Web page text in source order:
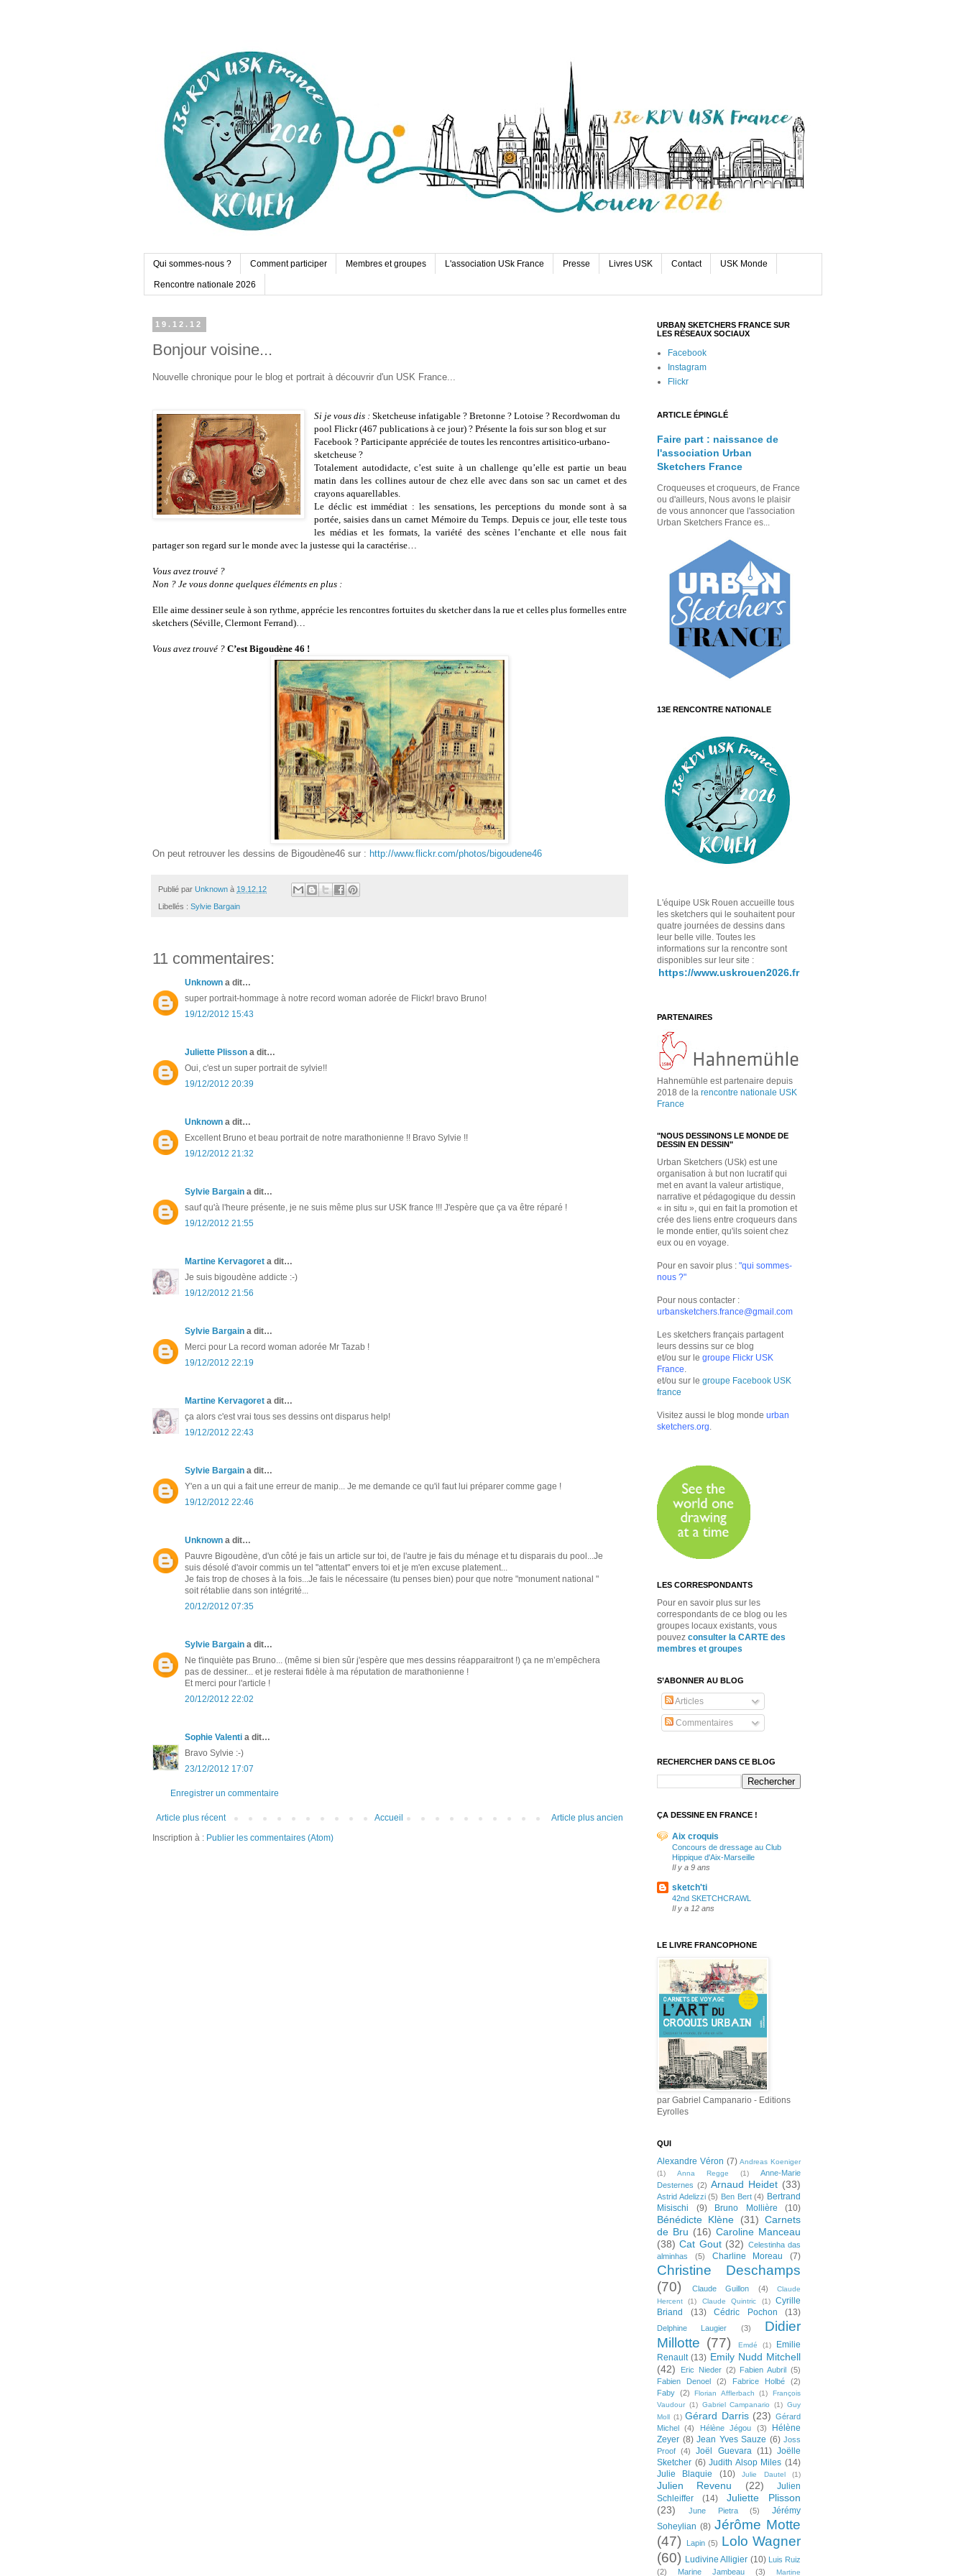
Qui sommes-nous ? Comment participer Membres et groupes L'association USk France Presse Livres USK Contact USK Monde
Rencontre nationale 2026
19.12.12
Bonjour voisine...
Nouvelle chronique pour le blog et portrait à découvrir d'un USK France...
Si je vous dis : Sketcheuse infatigable ? Bretonne ? Lotoise ? Recordwoman du
pool Flickr (467 publications à ce jour) ? Présente la fois sur son blog et sur
Facebook ? Participante appréciée de toutes les rencontres artisitico-urbano-
sketcheuse ?
Totalement autodidacte, c’est suite à un challenge qu’elle est partie un beau
matin dans les collines autour de chez elle avec dans son sac un carnet et des
crayons aquarellables.
Le déclic est immédiat : les sensations, les perceptions du monde sont à sa
portée, saisies dans un carnet Mémoire du Temps. Depuis ce jour, elle teste tous
les médias et les formats, la variété des scènes l’enchante et elle nous fait
partager son regard sur le monde avec la justesse qui la caractérise…
Vous avez trouvé ?
Non ? Je vous donne quelques éléments en plus :
Elle aime dessiner seule à son rythme, apprécie les rencontres fortuites du sketcher dans la rue et celles plus formelles entre
sketchers (Séville, Clermont Ferrand)…
Vous avez trouvé ? C’est Bigoudène 46 !
On peut retrouver les dessins de Bigoudène46 sur : http://www.flickr.com/photos/bigoudene46
Publié par Unknown à 19.12.12
Libellés : Sylvie Bargain
11 commentaires:
Unknown a dit…
super portrait-hommage à notre record woman adorée de Flickr! bravo Bruno!
19/12/2012 15:43
Juliette Plisson a dit…
Oui, c'est un super portrait de sylvie!!
19/12/2012 20:39
Unknown a dit…
Excellent Bruno et beau portrait de notre marathonienne !! Bravo Sylvie !!
19/12/2012 21:32
Sylvie Bargain a dit…
sauf qu'à l'heure présente, je ne suis même plus sur USK france !!! J'espère que ça va être réparé !
19/12/2012 21:55
Martine Kervagoret a dit…
Je suis bigoudène addicte :-)
19/12/2012 21:56
Sylvie Bargain a dit…
Merci pour La record woman adorée Mr Tazab !
19/12/2012 22:19
Martine Kervagoret a dit…
ça alors c'est vrai tous ses dessins ont disparus help!
19/12/2012 22:43
Sylvie Bargain a dit…
Y'en a un qui a fait une erreur de manip... Je me demande ce qu'il faut lui préparer comme gage !
19/12/2012 22:46
Unknown a dit…
Pauvre Bigoudène, d'un côté je fais un article sur toi, de l'autre je fais du ménage et tu disparais du pool...Je
suis désolé d'avoir commis un tel "attentat" envers toi et je m'en excuse platement...
Je fais trop de choses à la fois...Je fais le nécessaire (tu penses bien) pour que notre "monument national "
soit rétablie dans son intégrité...
20/12/2012 07:35
Sylvie Bargain a dit…
Ne t'inquiète pas Bruno... (même si bien sûr j'espère que mes dessins réapparaitront !) ça ne m’empêchera
pas de dessiner... et je resterai fidèle à ma réputation de marathonienne !
Et merci pour l'article !
20/12/2012 22:02
Sophie Valenti a dit…
Bravo Sylvie :-)
23/12/2012 17:07
Enregistrer un commentaire
Article plus récent Article plus ancien
Accueil
Inscription à : Publier les commentaires (Atom)
URBAN SKETCHERS FRANCE SUR
LES RÉSEAUX SOCIAUX
Facebook
Instagram
Flickr
ARTICLE ÉPINGLÉ
Faire part : naissance de
l'association Urban
Sketchers France
Croqueuses et croqueurs, de France
ou d'ailleurs, Nous avons le plaisir
de vous annoncer que l'association
Urban Sketchers France es...
13E RENCONTRE NATIONALE
L'équipe USk Rouen accueille tous
les sketchers qui le souhaitent pour
quatre journées de dessins dans
leur belle ville. Toutes les
informations sur la rencontre sont
disponibles sur leur site :
https://www.uskrouen2026.fr
PARTENAIRES
Hahnemühle est partenaire depuis
2018 de la rencontre nationale USK
France
"NOUS DESSINONS LE MONDE DE
DESSIN EN DESSIN"
Urban Sketchers (USk) est une
organisation à but non lucratif qui
met en avant la valeur artistique,
narrative et pédagogique du dessin
« in situ », qui en fait la promotion et
crée des liens entre croqueurs dans
le monde entier, qu'ils soient chez
eux ou en voyage.
Pour en savoir plus : "qui sommes-
nous ?"
Pour nous contacter :
urbansketchers.france@gmail.com
Les sketchers français partagent
leurs dessins sur ce blog
et/ou sur le groupe Flickr USK
France
et/ou sur le groupe Facebook USK
france
Visitez aussi le blog monde urban
sketchers.org
LES CORRESPONDANTS
Pour en savoir plus sur les
correspondants de ce blog ou les
groupes locaux existants, vous
pouvez consulter la CARTE des
membres et groupes
S’ABONNER AU BLOG
Articles
Commentaires
RECHERCHER DANS CE BLOG
ÇA DESSINE EN FRANCE !
Aix croquis
Concours de dressage au Club
Hippique d'Aix-Marseille
Il y a 9 ans
sketch'ti
42nd SKETCHCRAWL
Il y a 12 ans
LE LIVRE FRANCOPHONE
par Gabriel Campanario - Editions
Eyrolles
QUI
Alexandre Véron (7) Andreas Koeniger
(1)
Anna Regge (1)
Anne-Marie
Desternes (2) Arnaud Heidet (33)
Astrid Adelizzi (5) Ben Bert (4) Bertrand
Misischi
(9) Bruno Mollière (10)
Bénédicte Klène (31) Carnets
de Bru (16) Caroline Manceau
(38) Cat Gout (32) Celestinha das
alminhas
(5) Charline Moreau (7)
Christine Deschamps
(70)
Claude Guillon (4)
Claude
Hercent
(1) Claude Quintric (1)
Cyrille
Briand
(13) Cédric Pochon (13)
Delphine Laugier (3)
Didier
Millotte (77) Emdé (1)
Emilie
Renault (13) Emily Nudd Mitchell
(42)
Eric Nieder (2) Fabien Aubril (5)
Fabien Denoel
(2) Fabrice Holbé
(2)
Faby (2) Florian Afflerbach (1)
François
Vaudour (1) Gabriel Campanario (1) Guy
Moll (1) Gérard Darris (23) Gérard
Michel
(4) Hélène Jégou (3)
Hélène
Zeyer (8) Jean Yves Sauze (6) Joss
Proof
(4) Joël Guevara (11) Joëlle
Sketcher (6) Judith Alsop Miles (14)
Julie Blaquie
(10) Julie Dautel (1)
Julien Revenu (22)
Julien
Schleiffer
(14)
Juliette Plisson
(23)
June Pietra (5)
Jérémy
Soheylian (8) Jérôme Motte
(47)
Lapin (5) Lolo Wagner
(60) Ludivine Alligier (10) Luis Ruiz
(2)
Marine Jambeau (3) Martine